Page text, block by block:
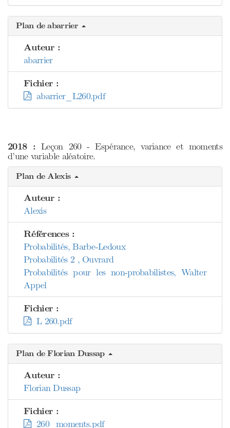
Plan de abarrier
Auteur :
abarrier
Fichier :
abarrier_L260.pdf
2018 : Leçon 260 - Espérance, variance et moments
d’une variable aléatoire.
Plan de Alexis
Auteur :
Alexis
Références :
Probabilités, Barbe-Ledoux
Probabilités 2 , Ouvrard
Probabilités pour les non-probabilistes, Walter
Appel
Fichier :
L 260.pdf
Plan de Florian Dussap
Auteur :
Florian Dussap
Fichier :
260_moments.pdf